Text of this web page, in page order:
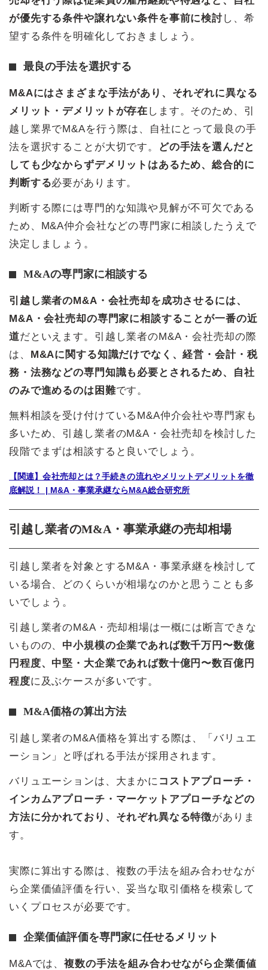
が優先する条件や譲れない条件を事前に検討し、希
望する条件を明確化しておきましょう。
最良の手法を選択する
M&Aにはさまざまな手法があり、それぞれに異なる
メリット・デメリットが存在 します。そのため、引
越し業界でM&Aを行う際は、自社にとって最良の手
法を選択することが大切です。
どの手法を選んだと
しても少なからずデメリットはあるため、総合的に
判断する必要があります。
判断する際には専門的な知識や見解が不可欠である
ため、M&A仲介会社などの専門家に相談したうえで
決定しましょう。
M&Aの専門家に相談する
引越し業者のM&A・会社売却を成功させるには、
M&A・会社売却の専門家に相談することが一番の近
道だといえます。引越し業者のM&A・会社売却の際
は、 M&Aに関する知識だけでなく、経営・会計・税
務・法務などの専門知識も必要とされるため、自社
のみで進めるのは困難です。
無料相談を受け付けているM&A仲介会社や専門家も
多いため、引越し業者のM&A・会社売却を検討した
段階でまずは相談すると良いでしょう。
【関連】会社売却とは？手続きの流れやメリットデメリットを徹
底解説！ | M&A・事業承継ならM&A総合研究所
引越し業者のM&A・事業承継の売却相場
引越し業者を対象とするM&A・事業承継を検討して
いる場合、どのくらいが相場なのかと思うことも多
いでしょう。
引越し業者のM&A・売却相場は一概には断言できな
いものの、 中小規模の企業であれば数千万円〜数億
円程度、中堅・大企業であれば数十億円〜数百億円
程度に及ぶケースが多いです。
M&A価格の算出方法
引越し業者のM&A価格を算出する際は、「バリュエ
ーション」と呼ばれる手法が採用されます。
バリュエーションは、大まかに コストアプローチ・
インカムアプローチ・マーケットアプローチなどの
方法に分かれており、それぞれ異なる特徴がありま
す。
実際に算出する際は、複数の手法を組み合わせなが
ら企業価値評価を行い、妥当な取引価格を模索して
いくプロセスが必要です。
企業価値評価を専門家に任せるメリット
M&Aでは、複数の手法を組み合わせながら企業価値